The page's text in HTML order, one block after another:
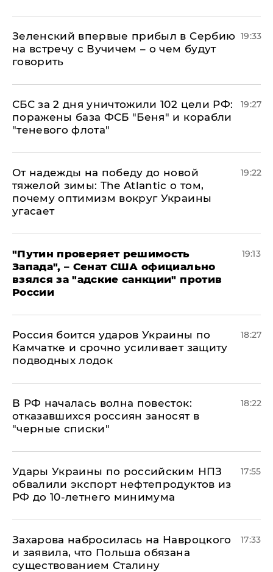
Зеленский впервые прибыл в Сербию
на встречу с Вучичем – о чем будут
говорить
19:33
СБС за 2 дня уничтожили 102 цели РФ:
поражены база ФСБ "Беня" и корабли
"теневого флота"
19:27
От надежды на победу до новой
тяжелой зимы: The Atlantic о том,
почему оптимизм вокруг Украины
угасает
19:22
"Путин проверяет решимость
Запада", – Сенат США официально
взялся за "адские санкции" против
России
19:13
Россия боится ударов Украины по
Камчатке и срочно усиливает защиту
подводных лодок
18:27
​В РФ началась волна повесток:
отказавшихся россиян заносят в
"черные списки"
18:22
Удары Украины по российским НПЗ
обвалили экспорт нефтепродуктов из
РФ до 10-летнего минимума
17:55
​Захарова набросилась на Навроцкого
и заявила, что Польша обязана
существованием Сталину
17:33